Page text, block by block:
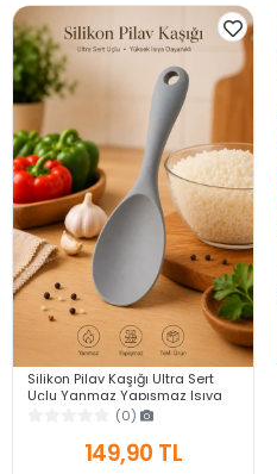
Silikon Pilav Kaşığı Ultra Sert
Uçlu Yanmaz Yapışmaz Isıya
Dayanıklı Gri Servis Yemek
(0)
149,90 TL